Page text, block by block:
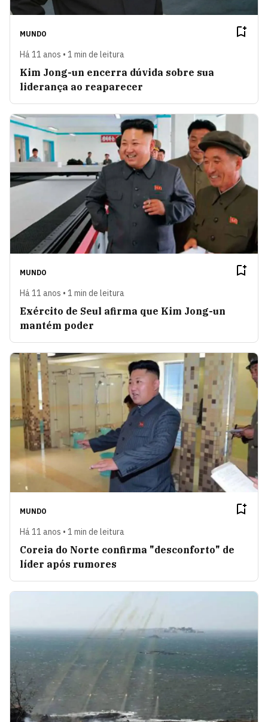
MUNDO
Há 11 anos • 1 min de leitura
Kim Jong-un encerra dúvida sobre sua
liderança ao reaparecer
MUNDO
Há 11 anos • 1 min de leitura
Exército de Seul afirma que Kim Jong-un
mantém poder
MUNDO
Há 11 anos • 1 min de leitura
Coreia do Norte confirma "desconforto" de
líder após rumores